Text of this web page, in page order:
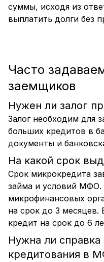
суммы, исходя из
выплатить долги без
Часто
заемщиков
Нужен ли залог
Залог необходим для
больших кредитов в
документы и
На какой срок
Срок микрокредита
займа и условий МФО.
микрофинансовых
на срок до 3 месяцев.
кредит на срок до 6
Нужна ли справка
кредитования в